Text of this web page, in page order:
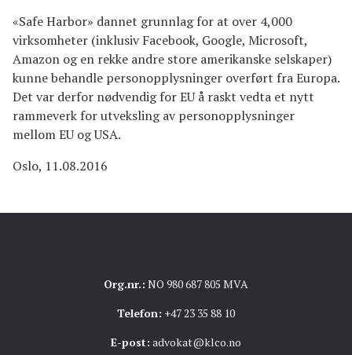
«Safe Harbor» dannet grunnlag for at over 4,000
virksomheter (inklusiv Facebook, Google, Microsoft,
Amazon og en rekke andre store amerikanske selskaper)
kunne behandle personopplysninger overført fra Europa.
Det var derfor nødvendig for EU å raskt vedta et nytt
rammeverk for utveksling av personopplysninger
mellom EU og USA.
Oslo, 11.08.2016
Org.nr.: NO 980 687 805 MVA
Telefon: +47 23 35 88 10
E-post: advokat@klco.no